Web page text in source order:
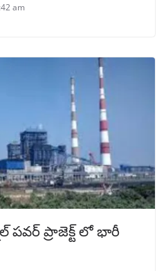
am
పవర్ ప్రాజెక్ట్ లో భారీ